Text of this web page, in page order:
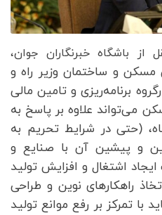
از باشگاه خبرنگاران جوان،
مسکن و ساختمان وزیر راه و
برنامه‌ریزی و تامین مالی
می‌تواند علاوه بر پاسخ به
(حتی در شرایط تحریم به
و پیشین آن با صنایع و
اشتغال و افزایش تولید
راهکار‌های نوین و طراحی
با تمرکز بر رفع موانع تولید